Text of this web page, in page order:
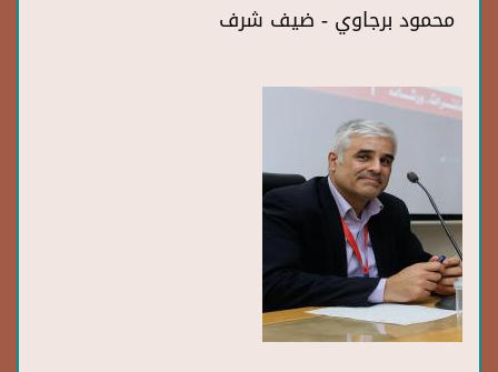
محمود برجاوي - ضيف شرف